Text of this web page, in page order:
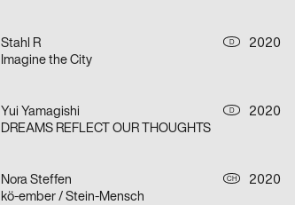
Stahl R D
2020
Imagine the City
Yui Yamagishi D
2020
DREAMS REFLECT OUR THOUGHTS
Nora Steffen CH
2020
kö-ember / Stein-Mensch